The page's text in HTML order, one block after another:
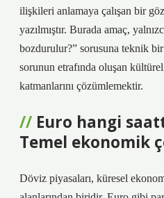
ilişkileri anlamaya çalışan bir
yazılmıştır. Burada amaç,
bozdurulur?” sorusuna teknik
sorunun etrafında oluşan
katmanlarını çözümlemektir.
Euro hangi
Temel ekonomik
Döviz piyasaları, küresel